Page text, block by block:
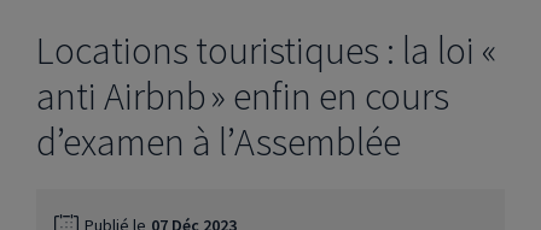
Locations touristiques : la loi «
anti Airbnb » enfin en cours
d’examen à l’Assemblée
Publié le 07 Déc 2023